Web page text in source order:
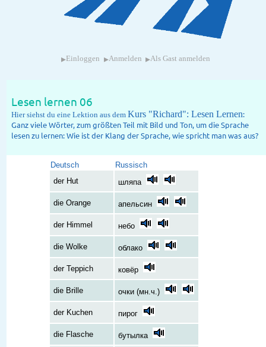
▸ Einloggen ▸Anmelden ▸Als Gast anmelden
Lesen lernen 06
Hier siehst du eine Lektion aus dem Kurs "Richard": Lesen Lernen:
Ganz viele Wörter, zum größten Teil mit Bild und Ton, um die Sprache
lesen zu lernen: Wie ist der Klang der Sprache, wie spricht man was aus?
Deutsch
Russisch
der Hut
шляпа
die Orange апельсин
der Himmel небо
die Wolke облако
der Teppich ковёр
die Brille очки (мн.ч.)
der Kuchen пирог
die Flasche бутылка